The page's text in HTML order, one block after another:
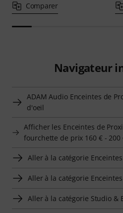
Comparer
Navigateur
ADAM Audio Enceintes de
d'oeil
Afficher les Enceintes de
fourchette de prix 160 € - 200
Aller à la catégorie
Aller à la catégorie
Aller à la catégorie Studio &